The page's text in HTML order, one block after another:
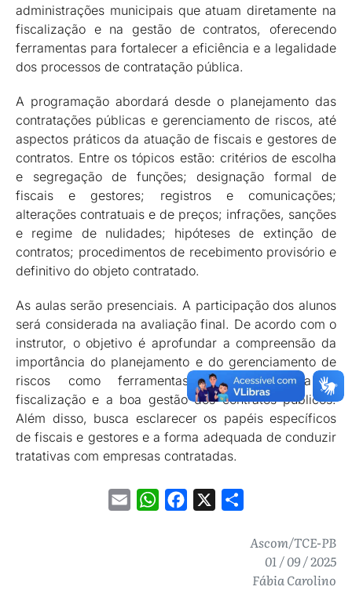
administrações municipais que atuam diretamente na
fiscalização e na gestão de contratos, oferecendo
ferramentas para fortalecer a eficiência e a legalidade
dos processos de contratação pública.
A programação abordará desde o planejamento das
contratações públicas e gerenciamento de riscos, até
aspectos práticos da atuação de fiscais e gestores de
contratos. Entre os tópicos estão: critérios de escolha
e segregação de funções; designação formal de
fiscais e gestores; registros e comunicações;
alterações contratuais e de preços; infrações, sanções
e regime de nulidades; hipóteses de extinção de
contratos; procedimentos de recebimento provisório e
definitivo do objeto contratado.
As aulas serão presenciais. A participação dos alunos
será considerada na avaliação final. De acordo com o
instrutor, o objetivo é aprofundar a compreensão da
importância do planejamento e do gerenciamento de
riscos como ferramentas essenciais para a
fiscalização e a boa gestão dos contratos públicos.
Além disso, busca esclarecer os papéis específicos
de fiscais e gestores e a forma adequada de conduzir
tratativas com empresas contratadas.
Email WhatsAppFacebook
Ascom/TCE-PB
01 / 09 / 2025
Fábia Carolino